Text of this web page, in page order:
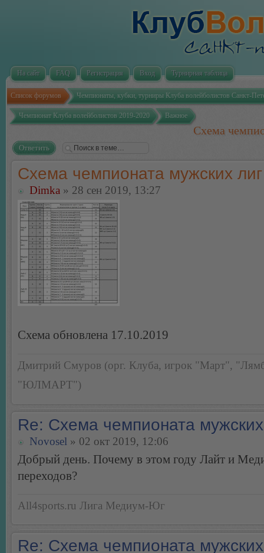
На сайт FAQ Регистрация Вход Турнирная таблица
Список форумов Чемпионаты, кубки, турниры Клуба волейболистов Санкт-
Чемпионат Клуба волейболистов 2019-2020 Важное
Схема
Ответить
Схема чемпионата мужских лиг
Dimka » 28 сен 2019, 13:27
Схема обновлена 17.10.2019
Дмитрий Смуров (орг. Клуба, игрок "Март",
"ЮЛМАРТ")
Re: Схема чемпионата
Novosel » 02 окт 2019, 12:06
Добрый день. Почему в этом году Лайт и
переходов?
All4sports.ru Лига Медиум-Юг
Re: Схема чемпионата